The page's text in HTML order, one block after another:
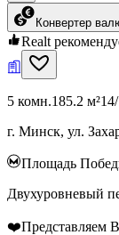
Конвертер
Realt
5 комн.185.2 м²
г. Минск, ул.
Площадь
Двухуровневый
❤️Представляем